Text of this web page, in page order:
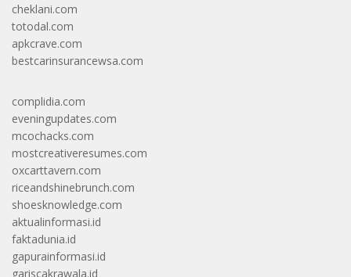
cheklani.com
totodal.com
apkcrave.com
bestcarinsurancewsa.com
complidia.com
eveningupdates.com
mcochacks.com
mostcreativeresumes.com
oxcarttavern.com
riceandshinebrunch.com
shoesknowledge.com
aktualinformasi.id
faktadunia.id
gapurainformasi.id
gariscakrawala.id